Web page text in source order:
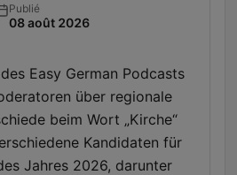
Publié
08 août 2026
Easy German Podcasts
über regionale
beim Wort „Kirche“
Kandidaten für
Jahres 2026, darunter